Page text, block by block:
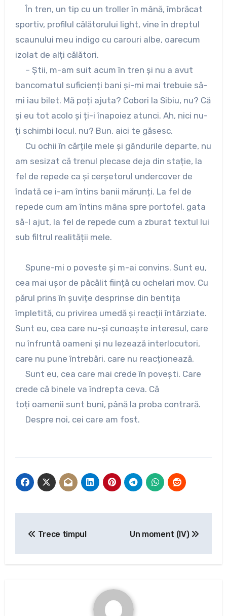
În tren, un tip cu un troller în mână, îmbrăcat
sportiv, profilul călătorului light, vine în dreptul
scaunului meu indigo cu carouri albe, oarecum
izolat de alți călători.
– Știi, m-am suit acum în tren și nu a avut
bancomatul suficienți bani și-mi mai trebuie să-
mi iau bilet. Mă poți ajuta? Cobori la Sibiu, nu? Că
și eu tot acolo și ți-i înapoiez atunci. Ah, nici nu-
ți schimbi locul, nu? Bun, aici te găsesc.
Cu ochii în cărțile mele și gândurile departe, nu
am sesizat că trenul plecase deja din stație, la
fel de repede ca și cerșetorul undercover de
îndată ce i-am întins banii mărunți. La fel de
repede cum am întins mâna spre portofel, gata
să-l ajut, la fel de repede cum a zburat textul lui
sub filtrul realității mele.
Spune-mi o poveste și m-ai convins. Sunt eu,
cea mai ușor de păcălit ființă cu ochelari mov. Cu
părul prins în șuvițe desprinse din bentița
împletită, cu privirea umedă și reacții întârziate.
Sunt eu, cea care nu-și cunoaște interesul, care
nu înfruntă oameni și nu lezează interlocutori,
care nu pune întrebări, care nu reacționează.
Sunt eu, cea care mai crede în povești. Care
crede că binele va îndrepta ceva. Că
toți oamenii sunt buni, până la proba contrară.
Despre noi, cei care am fost.
Trece timpul Un moment (IV)